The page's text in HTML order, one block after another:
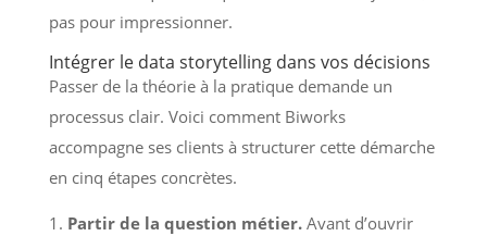
pas pour impressionner.
Intégrer le data storytelling dans vos décisions
Passer de la théorie à la pratique demande un
processus clair. Voici comment Biworks
accompagne ses clients à structurer cette démarche
en cinq étapes concrètes.
Partir de la question métier.Avant d’ouvrir